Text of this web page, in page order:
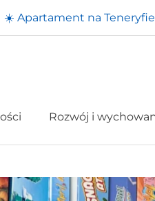
☀️ Apartament na Teneryfie
Rozwój i